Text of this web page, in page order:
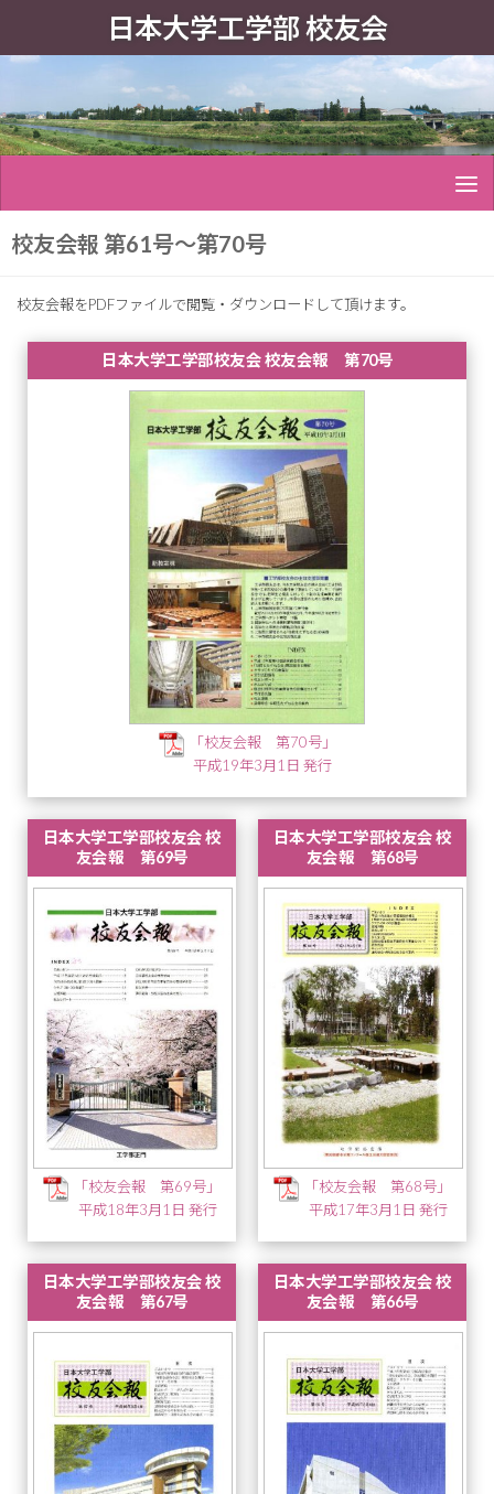
日本大学工学部 校友会
校友会報 第61号〜第70号
校友会報をPDFファイルで閲覧・ダウンロードして頂けます。
日本大学工学部校友会 校友会報 第70号
「校友会報 第70号」
平成19年3月1日 発行
日本大学工学部校友会 校
友会報 第69号
「校友会報 第69号」
平成18年3月1日 発行
日本大学工学部校友会 校
友会報 第68号
「校友会報 第68号」
平成17年3月1日 発行
日本大学工学部校友会 校
友会報 第67号
日本大学工学部校友会 校
友会報 第66号